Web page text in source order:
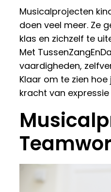
Musicalprojecten
doen veel meer. Ze
klas en zichzelf te
Met
vaardigheden,
Klaar om te zien
kracht van expressie